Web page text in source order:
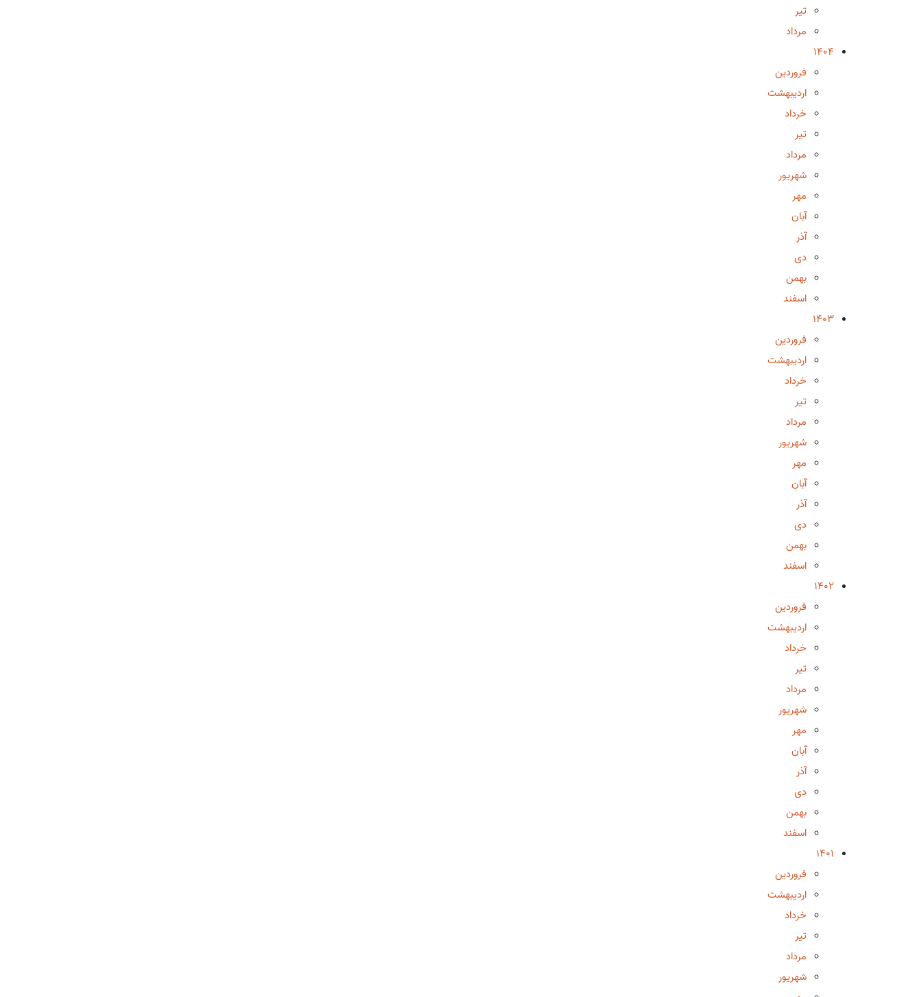
تیر
مرداد
1404
فروردین
اردیبهشت
خرداد
تیر
مرداد
شهریور
مهر
آبان
آذر
دی
بهمن
اسفند
1403
فروردین
اردیبهشت
خرداد
تیر
مرداد
شهریور
مهر
آبان
آذر
دی
بهمن
اسفند
1402
فروردین
اردیبهشت
خرداد
تیر
مرداد
شهریور
مهر
آبان
آذر
دی
بهمن
اسفند
1401
فروردین
اردیبهشت
خرداد
تیر
مرداد
شهریور